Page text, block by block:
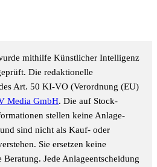
mithilfe Künstlicher Intelligenz
Die redaktionelle
Art. 50 KI-VO (Verordnung (EU)
Media GmbH. Die auf Stock-
stellen keine Anlage-
sind nicht als Kauf- oder
Sie ersetzen keine
Jede Anlageentscheidung